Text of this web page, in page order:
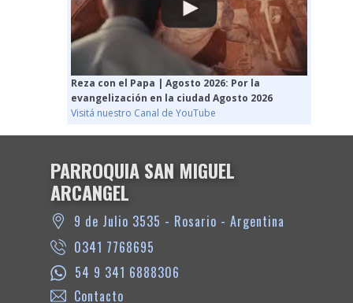
Reza con el Papa | Agosto 2026: Por la
evangelización en la ciudad Agosto 2026
Visitá nuestro Canal de YouTube
PARROQUIA SAN MIGUEL
ARCANGEL
9 de Julio 3535 - Rosario - Argentina
0341 7768695
54 9 341 6888306
Contacto